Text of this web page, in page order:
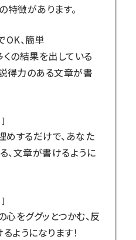
特徴があります。
OK、簡単
の結果を出している
得力のある文章が書
]
めするだけで、あなた
、文章が書けるように
]
をググッとつかむ、反
ようになります！